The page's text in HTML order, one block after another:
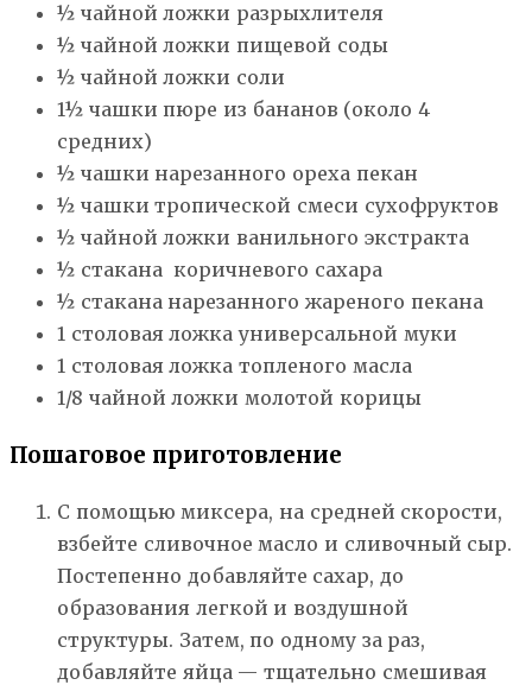
½ чайной ложки разрыхлителя
½ чайной ложки пищевой соды
½ чайной ложки соли
1½ чашки пюре из бананов (около 4
средних)
½ чашки нарезанного ореха пекан
½ чашки тропической смеси сухофруктов
½ чайной ложки ванильного экстракта
½ стакана коричневого сахара
½ стакана нарезанного жареного пекана
1 столовая ложка универсальной муки
1 столовая ложка топленого масла
1/8 чайной ложки молотой корицы
Пошаговое приготовление
С помощью миксера, на средней скорости,
взбейте сливочное масло и сливочный сыр.
Постепенно добавляйте сахар, до
образования легкой и воздушной
структуры. Затем, по одному за раз,
добавляйте яйца — тщательно смешивая